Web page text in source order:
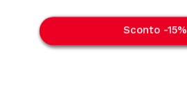
Sconto -15%